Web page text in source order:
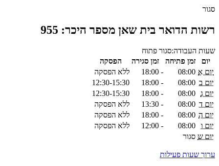
סגור
רשות הדואר בית שאן מספר היכר: 955
שעות העבודה:סגור פתוח
יום
זמן פתיחה זמן סגירה
הפסקה
יום א 08:00
-
18:00
ללא הפסקה
יום ב 08:00
-
18:00
12:30-15:30
יום ג 08:00
-
18:00
12:30-15:30
יום ד 08:00
-
13:30
ללא הפסקה
יום ה 08:00
-
18:00
ללא הפסקה
יום ו
08:00
-
12:00
ללא הפסקה
יום ש סגור
ערוך שעות פעילות